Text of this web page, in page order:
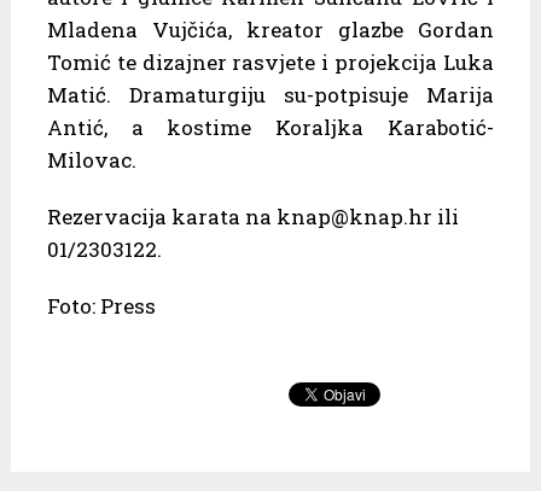
Mladena Vujčića, kreator glazbe Gordan
Tomić te dizajner rasvjete i projekcija Luka
Matić. Dramaturgiju su-potpisuje Marija
Antić, a kostime Koraljka Karabotić-
Milovac.
Rezervacija karata na knap@knap.hr ili
01/2303122.
Foto: Press